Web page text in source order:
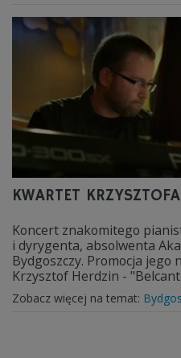
KWARTET
Koncert znakomitego
i dyrygenta, absolwenta
Bydgoszczy. Promocja jego
Krzysztof Herdzin -
Zobacz więcej na temat: